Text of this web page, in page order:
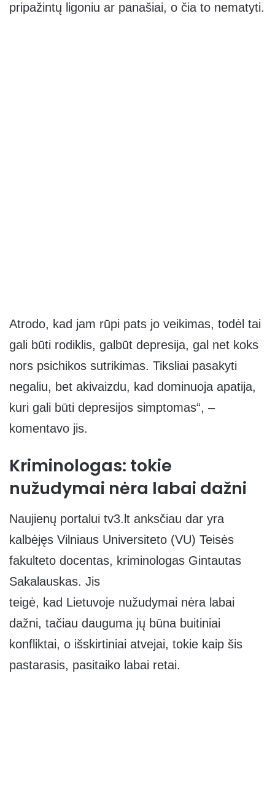
pripažintų ligoniu ar panašiai, o čia to nematyti.
Atrodo, kad jam rūpi pats jo veikimas, todėl tai
gali būti rodiklis, galbūt depresija, gal net koks
nors psichikos sutrikimas. Tiksliai pasakyti
negaliu, bet akivaizdu, kad dominuoja apatija,
kuri gali būti depresijos simptomas“, –
komentavo jis.
Kriminologas: tokie
nužudymai nėra labai dažni
Naujienų portalui tv3.lt anksčiau dar yra
kalbėjęs Vilniaus Universiteto (VU) Teisės
fakulteto docentas, kriminologas Gintautas
Sakalauskas. Jis
teigė, kad Lietuvoje nužudymai nėra labai
dažni, tačiau dauguma jų būna buitiniai
konfliktai, o išskirtiniai atvejai, tokie kaip šis
pastarasis, pasitaiko labai retai.